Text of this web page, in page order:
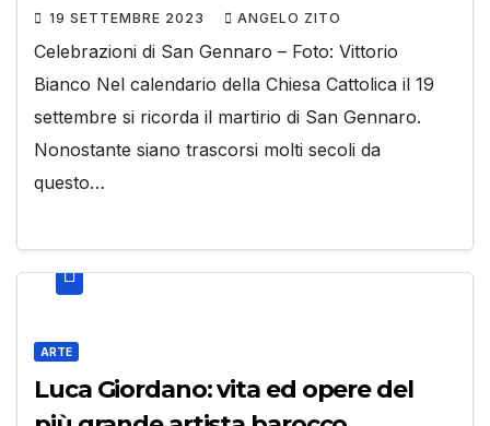
19 SETTEMBRE 2023 ANGELO ZITO
Celebrazioni di San Gennaro – Foto: Vittorio
Bianco Nel calendario della Chiesa Cattolica il 19
settembre si ricorda il martirio di San Gennaro.
Nonostante siano trascorsi molti secoli da
questo…
ARTE
Luca Giordano: vita ed opere del